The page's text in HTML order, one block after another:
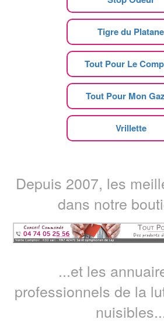
Tigre du Platane
Tout Pour Le
Tout Pour Mon
Vrillette
Depuis 2007, les
dans notre
...et les
professionnels de la